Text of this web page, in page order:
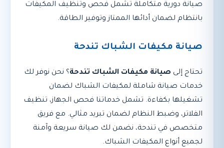
صيانة دورية متكاملة تشمل فحص وتنظيف المكيفات
بانتظام لضمان أدائها الممتاز وتوفير الطاقة.
صيانة مكيفات الشباك تندحة
تحتاج إلى صيانة مكيفات الشباك تندحة؟ نحن نوفر لك
خدمات صيانة شاملة لمكيفات الشباك لضمان
تشغيلها بكفاءة. تشمل خدماتنا فحص الجهاز، تنظيف
الفلاتر، وضبط النظام لضمان تبريد مثالي. مع فريق
متخصص في تندحة، نضمن لك صيانة سريعة وآمنة
لجميع أنواع المكيفات الشباك.